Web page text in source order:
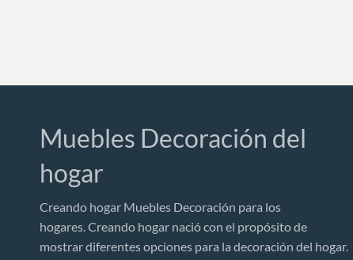
Muebles Decoración del
hogar
Creando hogar Muebles Decoración para los
hogares. Creando hogar nació con el propósito de
mostrar diferentes opciones para la decoración del hogar.